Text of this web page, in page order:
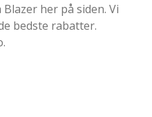
her på siden. Vi
bedste rabatter.